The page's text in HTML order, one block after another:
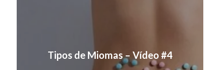
Tipos de Miomas – Vídeo #4